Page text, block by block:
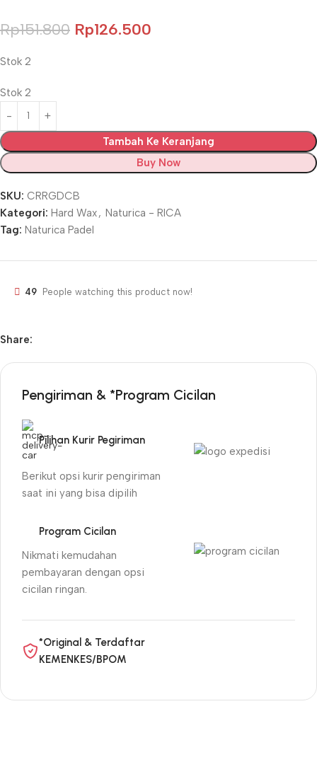
Rp151.800 Rp126.500
Stok 2
Stok 2
Tambah Ke Keranjang
Buy Now
SKU: CRRGDCB
Kategori: Hard Wax, Naturica - RICA
Tag: Naturica Padel
49 People watching this product now!
Share:
Pengiriman & *Program Cicilan
Pilihan Kurir Pegiriman
Berikut opsi kurir pengiriman
saat ini yang bisa dipilih
Program Cicilan
Nikmati kemudahan
pembayaran dengan opsi
cicilan ringan.
*Original & Terdaftar
KEMENKES/BPOM